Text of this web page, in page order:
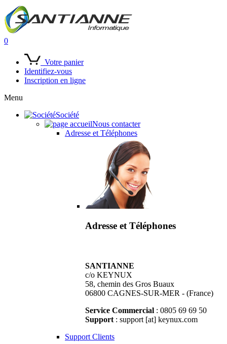
0
Votre panier
Identifiez-vous
Inscription en ligne
Menu
Société
Nous contacter
Adresse et Téléphones
Adresse et Téléphones
SANTIANNE
c/o KEYNUX
58, chemin des Gros Buaux
06800 CAGNES-SUR-MER - (France)
Service Commercial : 0805 69 69 50
Support : support [at] keynux.com
Support Clients